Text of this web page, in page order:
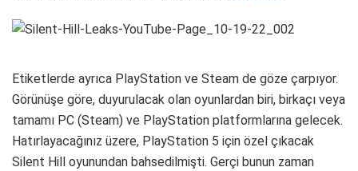
Etiketlerde ayrıca PlayStation ve Steam de göze çarpıyor.
Görünüşe göre, duyurulacak olan oyunlardan biri, birkaçı veya
tamamı PC (Steam) ve PlayStation platformlarına gelecek.
Hatırlayacağınız üzere, PlayStation 5 için özel çıkacak
Silent Hill oyunundan bahsedilmişti. Gerçi bunun zaman